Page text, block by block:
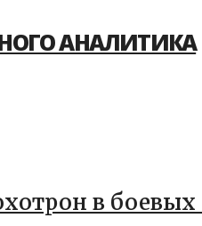
АНАЛИТИКА
в боевых